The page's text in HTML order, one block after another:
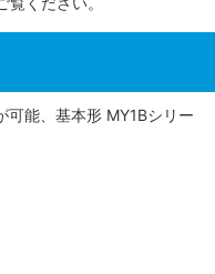
可能、基本形 MY1Bシリー
イドバリエーション